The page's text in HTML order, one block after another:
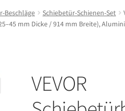
Beschläge Schiebetür-Schienen-Set
mm Dicke / 914 mm Breite),
VEVOR